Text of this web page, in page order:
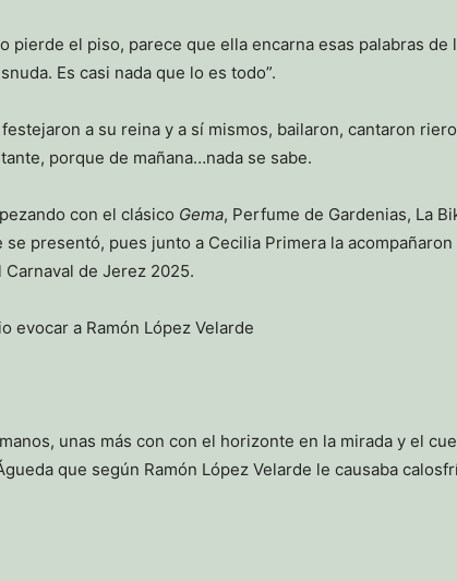
el piso, parece que ella encarna esas palabras de
Es casi nada que lo es todo”.
a su reina y a sí mismos, bailaron, cantaron
porque de mañana…nada se sabe.
con el clásico Gema, Perfume de Gardenias, La
presentó, pues junto a Cecilia Primera la acompañaron
de Jerez 2025.
evocar a Ramón López Velarde
unas más con con el horizonte en la mirada y el
que según Ramón López Velarde le causaba